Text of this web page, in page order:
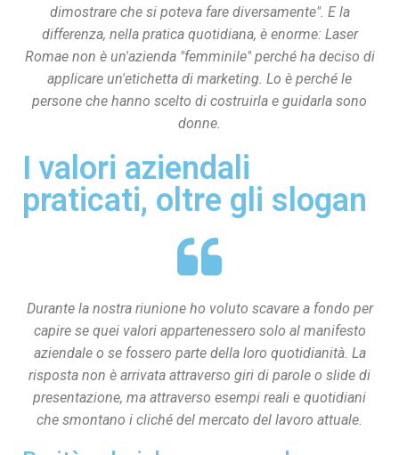
dimostrare che si poteva fare diversamente". E la
differenza, nella pratica quotidiana, è enorme: Laser
Romae non è un'azienda "femminile" perché ha deciso di
applicare un'etichetta di marketing. Lo è perché le
persone che hanno scelto di costruirla e guidarla sono
donne.
I valori aziendali
praticati, oltre gli slogan
Durante la nostra riunione ho voluto scavare a fondo per
capire se quei valori appartenessero solo al manifesto
aziendale o se fossero parte della loro quotidianità. La
risposta non è arrivata attraverso giri di parole o slide di
presentazione, ma attraverso esempi reali e quotidiani
che smontano i cliché del mercato del lavoro attuale.